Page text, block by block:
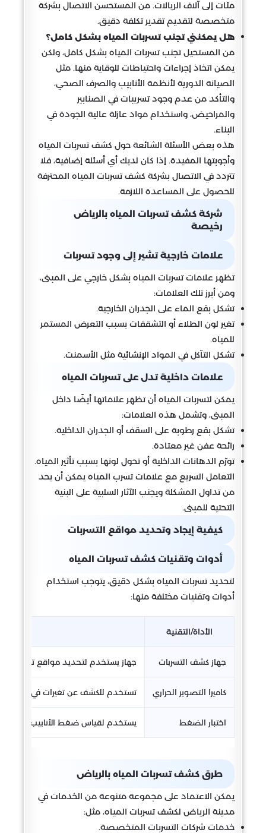
مئات إلى آلاف الريالات. من المستحسن الاتصال بشركة
متخصصة لتقديم تقدير تكلفة دقيق.
هل يمكنني تجنب تسربات المياه بشكل كامل؟
من المستحيل تجنب تسربات المياه بشكل كامل، ولكن
يمكن اتخاذ إجراءات واحتياطات للوقاية منها. مثل
الصيانة الدورية لأنظمة الأنابيب والصرف الصحي،
والتأكد من عدم وجود تسريبات في الصنابير
والمراحيض، واستخدام مواد عازلة عالية الجودة في
البناء.
هذه بعض الأسئلة الشائعة حول كشف تسربات المياه
وأجوبتها المفيدة. إذا كان لديك أي أسئلة إضافية، فلا
تتردد في الاتصال بشركة كشف تسربات المياه المحترفة
للحصول على المساعدة اللازمة.
شركة كشف تسربات المياه بالرياض
رخيصة
علامات خارجية تشير إلى وجود تسربات
تظهر علامات تسربات المياه بشكل خارجي على المبنى،
ومن أبرز تلك العلامات:
تشكل بقع الماء على الجدران الخارجية.
تغير لون الطلاء أو التشققات بسبب التعرض المستمر
للمياه.
تشكل التآكل في المواد الإنشائية مثل الأسمنت.
علامات داخلية تدل على تسربات المياه
يمكن لتسربات المياه أن تظهر علاماتها أيضًا داخل
المبنى، وتشمل هذه العلامات:
تشكل بقع رطوبة على السقف أو الجدران الداخلية.
رائحة عفن غير معتادة.
تورّم الدهانات الداخلية أو تحول لونها بسبب تأثير المياه.
التعامل السريع مع علامات تسرب المياه يمكن أن يحد
من تداول المشكلة ويجنب الآثار السلبية على البنية
التحتية للمبنى.
كيفية إيجاد وتحديد مواقع التسربات
أدوات وتقنيات كشف تسربات المياه
لتحديد تسربات المياه بشكل دقيق، يتوجب استخدام
أدوات وتقنيات مختلفة منها:
الأداة/التقنية
جهاز كشف التسربات جهاز يستخدم لتحديد مواقع تسربات
كاميرا التصوير الحراري تستخدم للكشف عن تغيرات في درجات
اختبار الضغط يستخدم لقياس ضغط الأنابيب والتأكد
طرق كشف تسربات المياه بالرياض
يمكن الاعتماد على مجموعة متنوعة من الخدمات في
مدينة الرياض لكشف تسربات المياه، مثل:
خدمات شركات التسربات المتخصصة.